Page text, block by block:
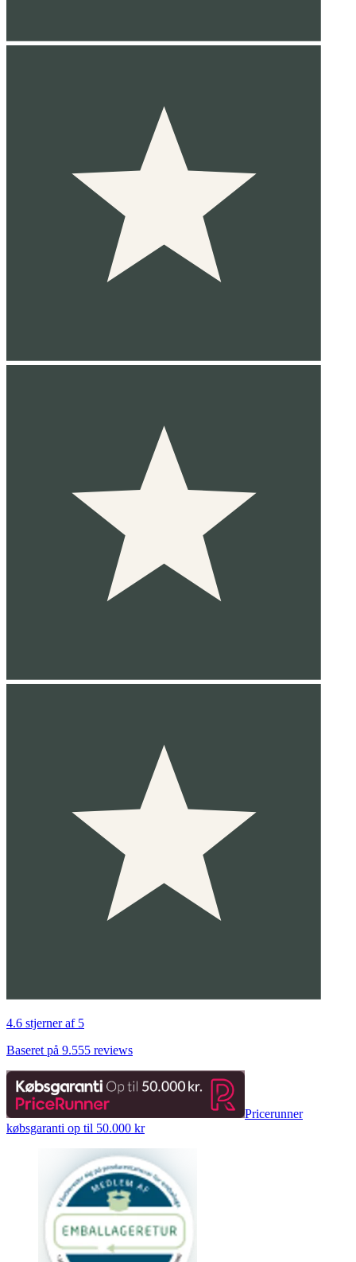
4.6 stjerner af 5
Baseret på 9.555 reviews
Pricerunner
købsgaranti op til 50.000 kr